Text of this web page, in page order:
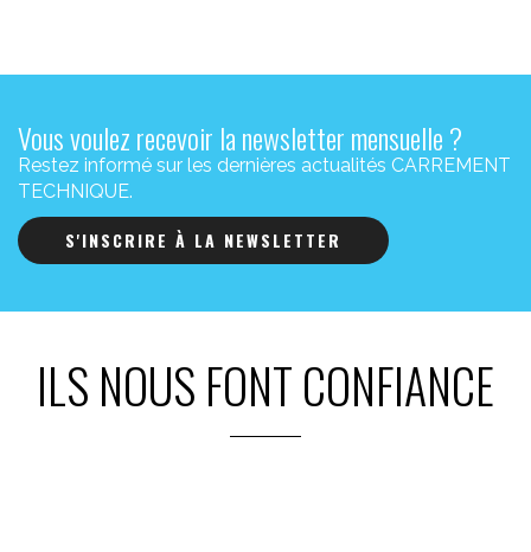
Vous voulez recevoir la newsletter mensuelle ?
Restez informé sur les dernières actualités CARREMENT
TECHNIQUE.
S'INSCRIRE À LA NEWSLETTER
ILS NOUS FONT CONFIANCE